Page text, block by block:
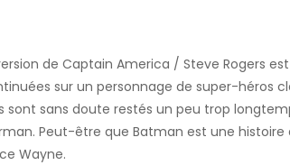
de Captain America / Steve Rogers
sur un personnage de super-héros
sont sans doute restés un peu trop
Peut-être que Batman est une
Wayne.